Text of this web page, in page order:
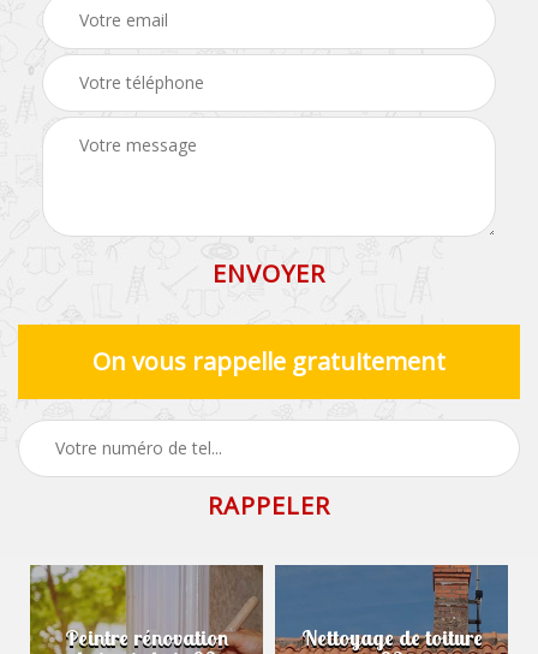
On vous rappelle gratuitement
Peintre rénovation Nettoyage de toiture